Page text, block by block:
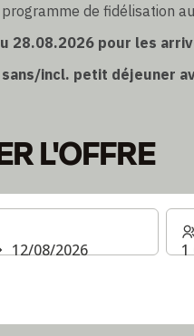
de fidélisation
28.08.2026 pour les
incl. petit déjeuner
L'OFFRE
12/08/2026 1